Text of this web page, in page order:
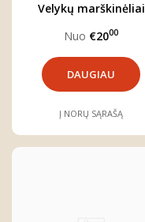
Velykų marškinėliai
Nuo €2000
DAUGIAU
Į NORŲ SĄRAŠĄ